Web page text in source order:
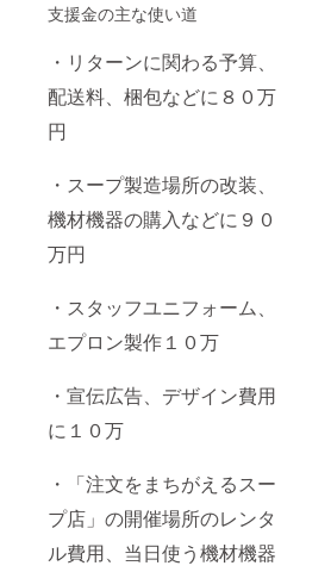
支援金の主な使い道
・リターンに関わる予算、
配送料、梱包などに８０万
円
・スープ製造場所の改装、
機材機器の購入などに９０
万円
・スタッフユニフォーム、
エプロン製作１０万
・宣伝広告、デザイン費用
に１０万
・「注文をまちがえるスー
プ店」の開催場所のレンタ
ル費用、当日使う機材機器